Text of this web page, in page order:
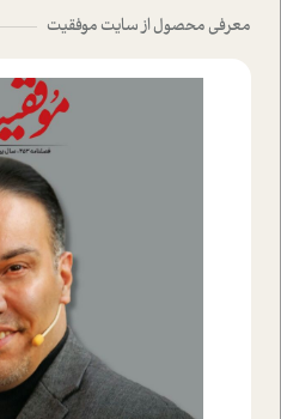
معرفی محصول از سایت موفقیت